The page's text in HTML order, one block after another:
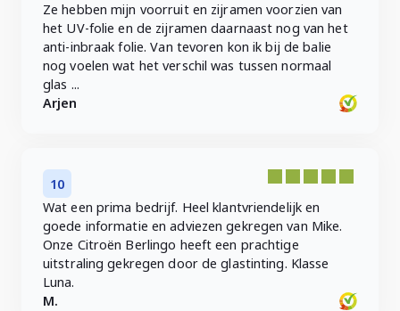
Ze hebben mijn voorruit en zijramen voorzien van
het UV-folie en de zijramen daarnaast nog van het
anti-inbraak folie. Van tevoren kon ik bij de balie
nog voelen wat het verschil was tussen normaal
glas ...
Arjen
10
Wat een prima bedrijf. Heel klantvriendelijk en
goede informatie en adviezen gekregen van Mike.
Onze Citroën Berlingo heeft een prachtige
uitstraling gekregen door de glastinting. Klasse
Luna.
M.